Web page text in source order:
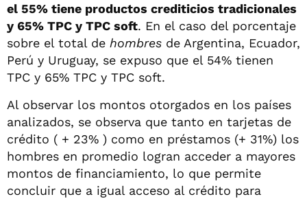
el 55% tiene productos crediticios tradicionales
y 65% TPC y TPC soft. En el caso del porcentaje
sobre el total de hombres de Argentina, Ecuador,
Perú y Uruguay, se expuso que el 54% tienen
TPC y 65% TPC y TPC soft.
Al observar los montos otorgados en los países
analizados, se observa que tanto en tarjetas de
crédito ( + 23% ) como en préstamos (+ 31%) los
hombres en promedio logran acceder a mayores
montos de financiamiento, lo que permite
concluir que a igual acceso al crédito para